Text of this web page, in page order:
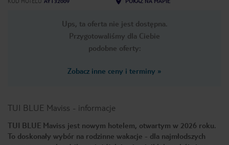
Ups, ta oferta nie jest dostępna.
Przygotowaliśmy dla Ciebie
podobne oferty:
Zobacz inne ceny i terminy »
TUI BLUE Maviss - informacje
TUI BLUE Maviss jest nowym hotelem, otwartym w 2026 roku.
To doskonały wybór na rodzinne wakacje - dla najmłodszych